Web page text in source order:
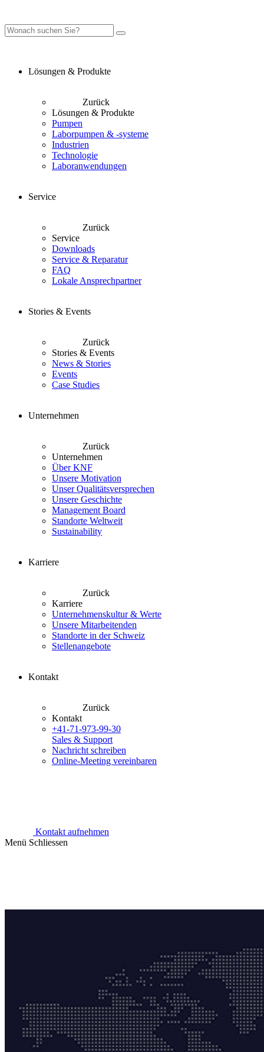
Lösungen & Produkte
Zurück
Lösungen & Produkte
Pumpen
Laborpumpen & -systeme
Industrien
Technologie
Laboranwendungen
Service
Zurück
Service
Downloads
Service & Reparatur
FAQ
Lokale Ansprechpartner
Stories & Events
Zurück
Stories & Events
News & Stories
Events
Case Studies
Unternehmen
Zurück
Unternehmen
Über KNF
Unsere Motivation
Unser Qualitätsversprechen
Unsere Geschichte
Management Board
Standorte Weltweit
Sustainability
Karriere
Zurück
Karriere
Unternehmenskultur & Werte
Unsere Mitarbeitenden
Standorte in der Schweiz
Stellenangebote
Kontakt
Zurück
Kontakt
+41-71-973-99-30
Sales & Support
Nachricht schreiben
Online-Meeting vereinbaren
Kontakt aufnehmen
Menü Schliessen